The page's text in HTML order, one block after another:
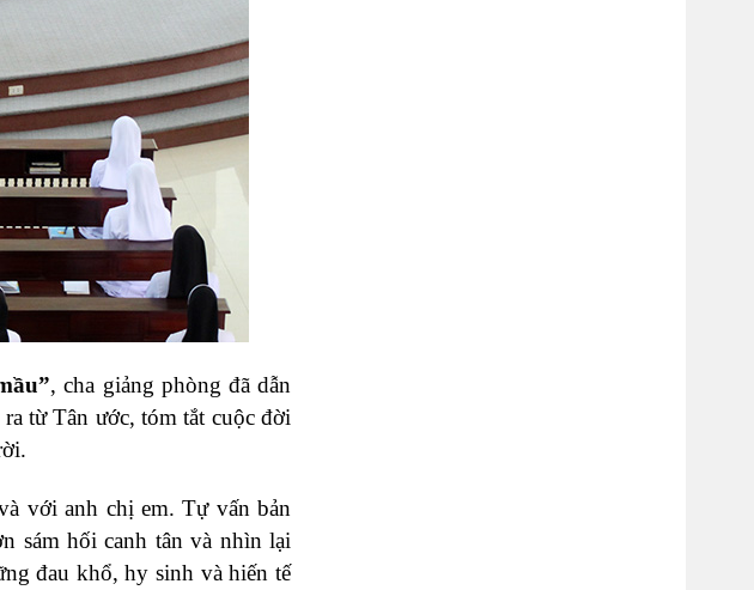
, cha giảng phòng đã dẫn
từ Tân ước, tóm tắt cuộc đời
với anh chị em. Tự vấn bản
sám hối canh tân và nhìn lại
đau khổ, hy sinh và hiến tế